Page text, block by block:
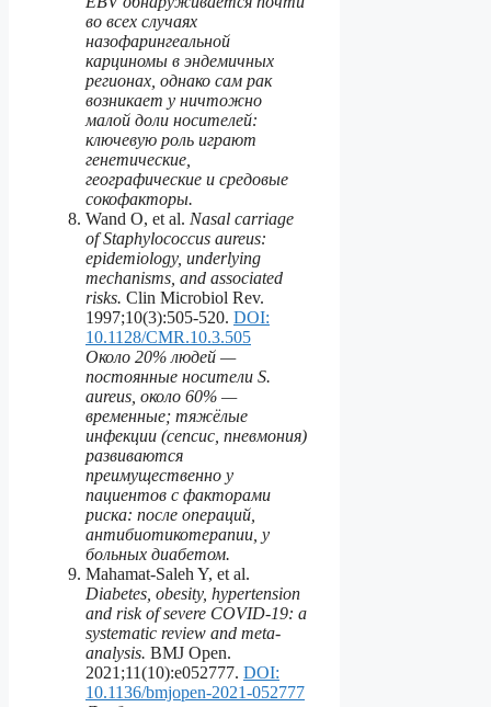
во всех случаях
назофарингеальной
карциномы в эндемичных
регионах, однако сам рак
возникает у ничтожно
малой доли носителей:
ключевую роль играют
генетические,
географические и средовые
сокофакторы.
Wand O, et al. Nasal carriage
of Staphylococcus aureus:
epidemiology, underlying
mechanisms, and associated
risks. Clin Microbiol Rev.
1997;10(3):505-520. DOI:
10.1128/CMR.10.3.505
Около 20% людей —
постоянные носители S.
aureus, около 60% —
временные; тяжёлые
инфекции (сепсис, пневмония)
развиваются
преимущественно у
пациентов с факторами
риска: после операций,
антибиотикотерапии, у
больных диабетом.
Mahamat-Saleh Y, et al.
Diabetes, obesity, hypertension
and risk of severe COVID-19: a
systematic review and meta-
analysis. BMJ Open.
2021;11(10):e052777. DOI:
10.1136/bmjopen-2021-052777